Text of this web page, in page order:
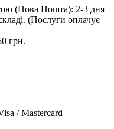
(Нова Пошта): 2-3 дня
(Послуги оплачує
грн.
/ Mastercard